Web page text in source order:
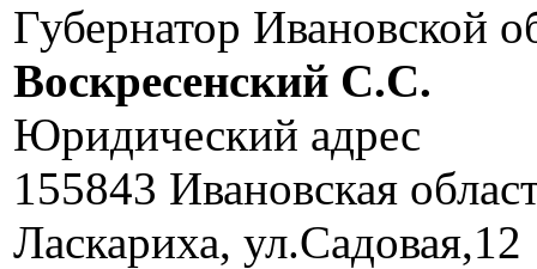
Губернатор Ивановской
Воскресенский C.C.
Юридический адрес
155843 Ивановская
Ласкариха, ул.Садовая,12